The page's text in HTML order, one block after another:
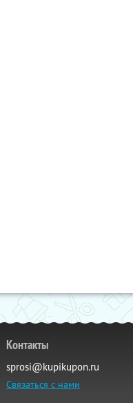
Контакты
sprosi@kupikupon.ru
Связаться с нами